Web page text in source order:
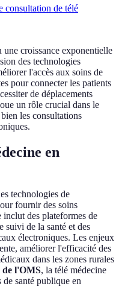
consultation de télé
croissance exponentielle
des technologies
l'accès aux soins de
pour connecter les patients
de déplacements
un rôle crucial dans le
les consultations
en
technologies de
fournir des soins
des plateformes de
suivi de la santé et des
électroniques. Les enjeux
améliorer l'efficacité des
dans les zones rurales
de l'OMS, la télé médecine
santé publique en